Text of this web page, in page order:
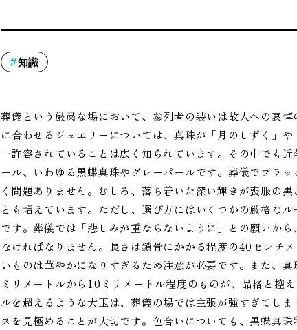
知識
葬儀という厳粛な場において、参列者の装いは故人への哀
に合わせるジュエリーについては、真珠が「月のしずく」
一許容されていることは広く知られています。その中でも
ール、いわゆる黒蝶真珠やグレーパールです。葬儀でブラ
く問題ありません。むしろ、落ち着いた深い輝きが喪服の
とも増えています。ただし、選び方にはいくつかの厳格な
です。葬儀では「悲しみが重ならないように」との願いか
なければなりません。長さは鎖骨にかかる程度の40センチ
いものは華やかになりすぎるため注意が必要です。また、
ミリメートルから10ミリメートル程度のものが、品格と控
ルを超えるような大玉は、葬儀の場では主張が強すぎてし
スを見極めることが大切です。色合いについても、黒蝶真